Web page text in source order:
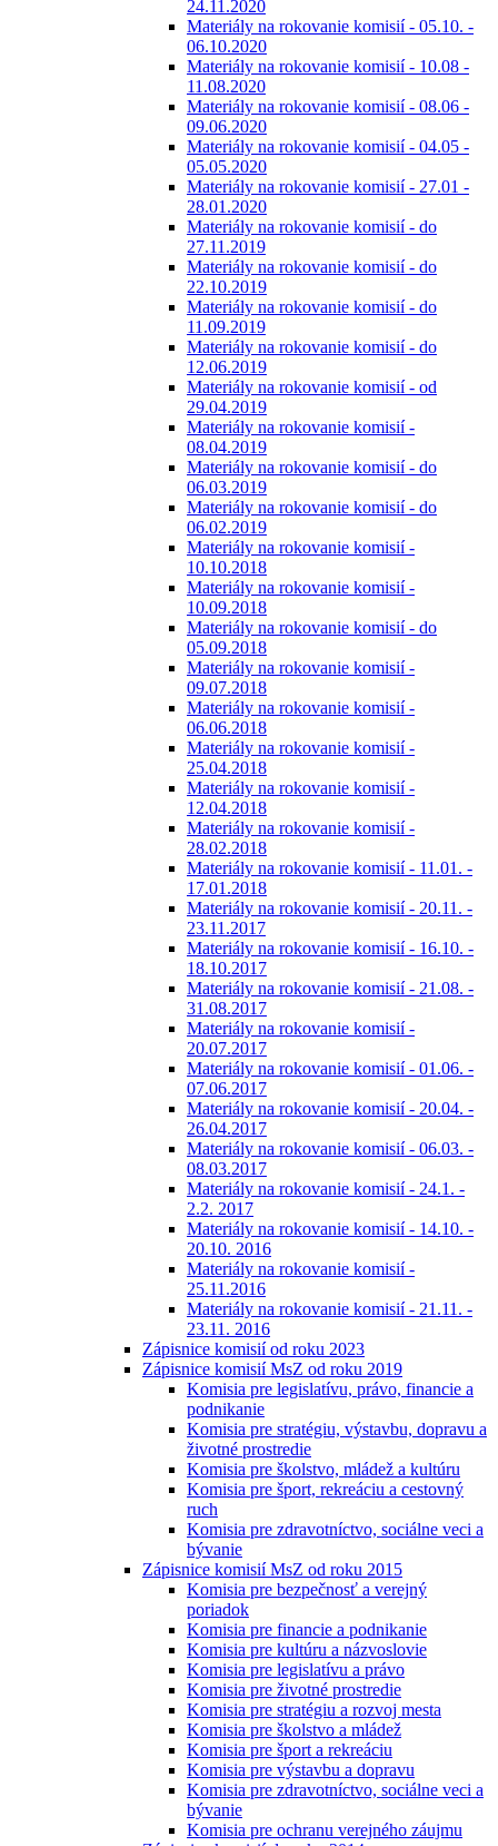
24.11.2020
Materiály na rokovanie komisií - 05.10. -
06.10.2020
Materiály na rokovanie komisií - 10.08 -
11.08.2020
Materiály na rokovanie komisií - 08.06 -
09.06.2020
Materiály na rokovanie komisií - 04.05 -
05.05.2020
Materiály na rokovanie komisií - 27.01 -
28.01.2020
Materiály na rokovanie komisií - do
27.11.2019
Materiály na rokovanie komisií - do
22.10.2019
Materiály na rokovanie komisií - do
11.09.2019
Materiály na rokovanie komisií - do
12.06.2019
Materiály na rokovanie komisií - od
29.04.2019
Materiály na rokovanie komisií -
08.04.2019
Materiály na rokovanie komisií - do
06.03.2019
Materiály na rokovanie komisií - do
06.02.2019
Materiály na rokovanie komisií -
10.10.2018
Materiály na rokovanie komisií -
10.09.2018
Materiály na rokovanie komisií - do
05.09.2018
Materiály na rokovanie komisií -
09.07.2018
Materiály na rokovanie komisií -
06.06.2018
Materiály na rokovanie komisií -
25.04.2018
Materiály na rokovanie komisií -
12.04.2018
Materiály na rokovanie komisií -
28.02.2018
Materiály na rokovanie komisií - 11.01. -
17.01.2018
Materiály na rokovanie komisií - 20.11. -
23.11.2017
Materiály na rokovanie komisií - 16.10. -
18.10.2017
Materiály na rokovanie komisií - 21.08. -
31.08.2017
Materiály na rokovanie komisií -
20.07.2017
Materiály na rokovanie komisií - 01.06. -
07.06.2017
Materiály na rokovanie komisií - 20.04. -
26.04.2017
Materiály na rokovanie komisií - 06.03. -
08.03.2017
Materiály na rokovanie komisií - 24.1. -
2.2. 2017
Materiály na rokovanie komisií - 14.10. -
20.10. 2016
Materiály na rokovanie komisií -
25.11.2016
Materiály na rokovanie komisií - 21.11. -
23.11. 2016
Zápisnice komisií od roku 2023
Zápisnice komisií MsZ od roku 2019
Komisia pre legislatívu, právo, financie a
podnikanie
Komisia pre stratégiu, výstavbu, dopravu a
životné prostredie
Komisia pre školstvo, mládež a kultúru
Komisia pre šport, rekreáciu a cestovný
ruch
Komisia pre zdravotníctvo, sociálne veci a
bývanie
Zápisnice komisií MsZ od roku 2015
Komisia pre bezpečnosť a verejný
poriadok
Komisia pre financie a podnikanie
Komisia pre kultúru a názvoslovie
Komisia pre legislatívu a právo
Komisia pre životné prostredie
Komisia pre stratégiu a rozvoj mesta
Komisia pre školstvo a mládež
Komisia pre šport a rekreáciu
Komisia pre výstavbu a dopravu
Komisia pre zdravotníctvo, sociálne veci a
bývanie
Komisia pre ochranu verejného záujmu